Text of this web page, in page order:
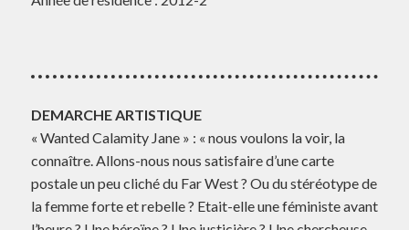
DEMARCHE ARTISTIQUE
« Wanted Calamity Jane » : « nous voulons la voir, la
connaître. Allons-nous nous satisfaire d’une carte
postale un peu cliché du Far West ? Ou du stéréotype de
la femme forte et rebelle ? Etait-elle une féministe avant